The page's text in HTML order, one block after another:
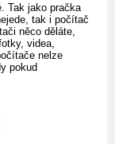
Tak jako pračka
tak i počítač
něco děláte,
videa,
nelze
pokud